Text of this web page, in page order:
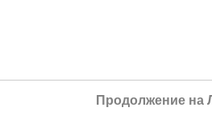
Продолжение на